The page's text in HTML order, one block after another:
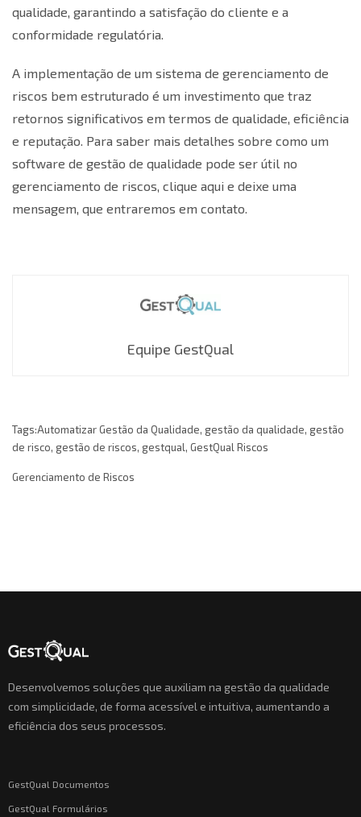
qualidade, garantindo a satisfação do cliente e a
conformidade regulatória.
A implementação de um sistema de gerenciamento de
riscos bem estruturado é um investimento que traz
retornos significativos em termos de qualidade, eficiência
e reputação. Para saber mais detalhes sobre como um
software de gestão de qualidade pode ser útil no
gerenciamento de riscos, clique aqui e deixe uma
mensagem , que entraremos em contato.
Equipe GestQual
Tags:Automatizar Gestão da Qualidade, gestão da qualidade, gestão
de risco, gestão de riscos, gestqual, GestQual Riscos
Gerenciamento de Riscos
Desenvolvemos soluções que auxiliam na gestão da qualidade
com simplicidade, de forma acessível e intuitiva, aumentando a
eficiência dos seus processos.
GestQual Documentos
GestQual Formulários